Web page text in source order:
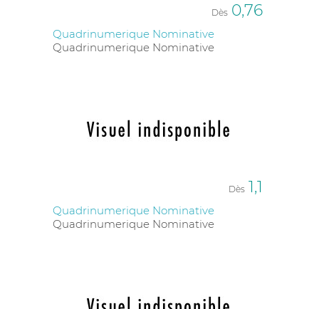
Dès 0,76
Quadrinumerique Nominative
Quadrinumerique Nominative
Dès 1,1
Quadrinumerique Nominative
Quadrinumerique Nominative